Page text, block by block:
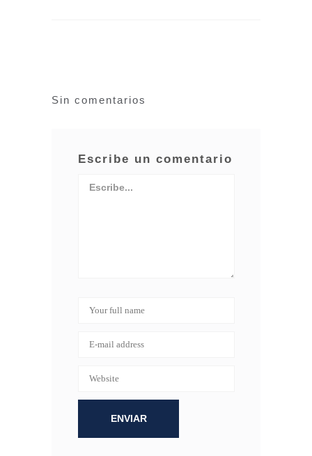
Sin comentarios
Escribe un comentario